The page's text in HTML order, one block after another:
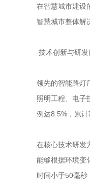
在智慧城市建设
智慧城市整体解
技术创新与研发
领先的智能路灯
照明工程、电子
例达8.5%，累计
在核心技术研发
能够根据环境变
时间小于50毫秒